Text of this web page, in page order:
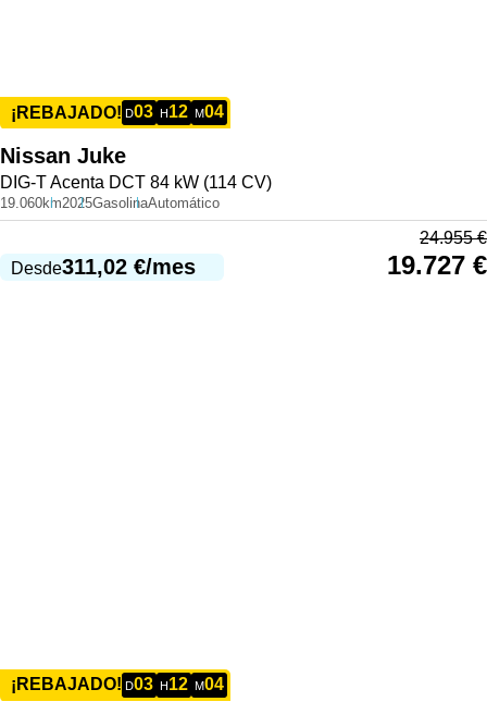
¡REBAJADO! D03 H12 M04
Nissan Juke
DIG-T Acenta DCT 84 kW (114 CV)
19.060km2025GasolinaAutomático
Desde311,02 €/mes
24.955€
19.727 €
¡REBAJADO! D03 H12 M04